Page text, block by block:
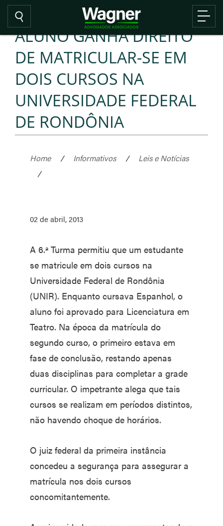
ALUNO GANHA DIREITO
DE MATRICULAR-SE EM
DOIS CURSOS NA
UNIVERSIDADE FEDERAL
DE RONDÔNIA
Home / Informativos /
Leis e Notícias
/
02 de abril, 2013
A 6.ª Turma permitiu que um estudante
se matricule em dois cursos na
Universidade Federal de Rondônia
(UNIR). Enquanto cursava Espanhol, o
aluno foi aprovado para Licenciatura em
Teatro. Na época da matrícula do
segundo curso, o primeiro estava em
fase de conclusão, restando apenas
duas disciplinas para completar a grade
curricular. O impetrante alega que tais
cursos se realizam em períodos distintos,
não havendo choque de horários.
O juiz federal da primeira instância
concedeu a segurança para assegurar a
matrícula nos dois cursos
concomitantemente.